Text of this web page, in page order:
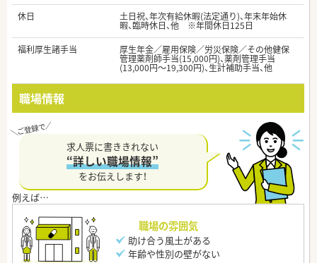
休日
土日祝、年次有給休暇(法定通り)、年末年始休
暇、臨時休日、他 ※年間休日125日
福利厚生諸手当
厚生年金／雇用保険／労災保険／その他健保
管理薬剤師手当(15,000円)、薬剤管理手当
(13,000円〜19,300円)、生計補助手当、他
職場情報
求人票に書ききれない
“詳しい職場情報”
をお伝えします！
職場の雰囲気
助け合う風土がある
年齢や性別の壁がない